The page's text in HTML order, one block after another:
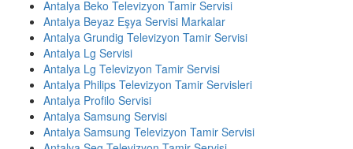
Antalya Beko Televizyon Tamir Servisi
Antalya Beyaz Eşya Servisi Markalar
Antalya Grundig Televizyon Tamir Servisi
Antalya Lg Servisi
Antalya Lg Televizyon Tamir Servisi
Antalya Philips Televizyon Tamir Servisleri
Antalya Profilo Servisi
Antalya Samsung Servisi
Antalya Samsung Televizyon Tamir Servisi